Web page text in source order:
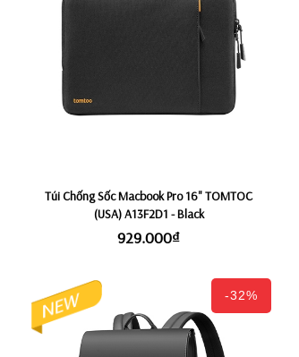
Túi Chống Sốc Macbook Pro 16" TOMTOC
(USA) A13F2D1 - Black
929.000₫
-32%